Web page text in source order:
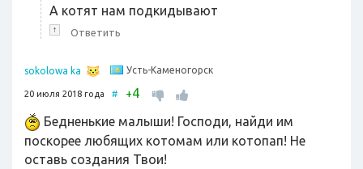
А котят нам подкидывают
↑ Ответить
sokolowa ka Усть-Каменогорск
20 июля 2018 года # +4
Бедненькие малыши! Господи, найди им
поскорее любящих котомам или котопап! Не
оставь создания Твои!